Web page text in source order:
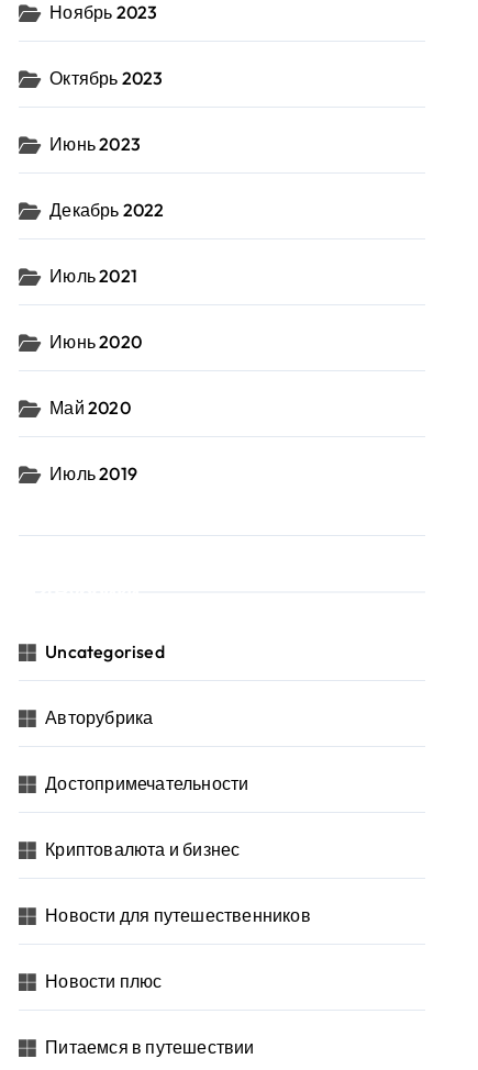
Ноябрь 2023
Октябрь 2023
Июнь 2023
Декабрь 2022
Июль 2021
Июнь 2020
Май 2020
Июль 2019
Uncategorised
Авторубрика
Достопримечательности
Криптовалюта и бизнес
Новости для путешественников
Новости плюс
Питаемся в путешествии